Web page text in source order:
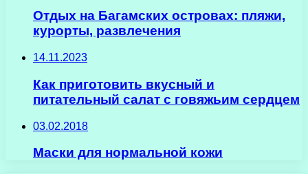
Отдых на Багамских островах: пляжи,
курорты, развлечения
14.11.2023
Как приготовить вкусный и
питательный салат с говяжьим сердцем
03.02.2018
Маски для нормальной кожи